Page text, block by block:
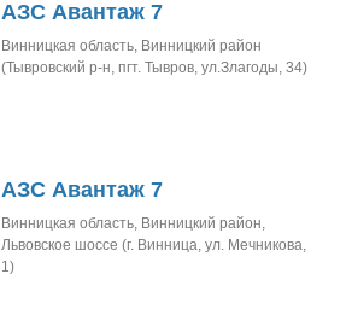
АЗС Авантаж 7
Винницкая область, Винницкий район
(Тывровский р-н, пгт. Тывров, ул.Злагоды, 34)
АЗС Авантаж 7
Винницкая область, Винницкий район,
Львовское шоссе (г. Винница, ул. Мечникова,
1)